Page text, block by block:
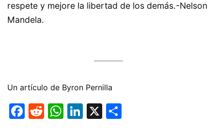
respete y mejore la libertad de los demás.-Nelson
Mandela.
Un artículo de Byron Pernilla
F
R
W Li X